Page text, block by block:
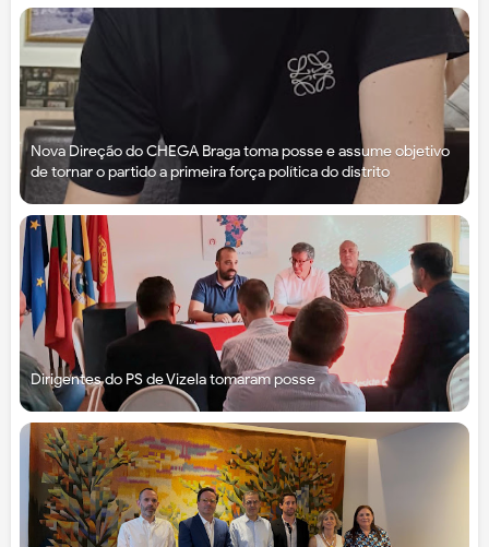
Nova Direção do CHEGA Braga toma posse e assume objetivo
de tornar o partido a primeira força política do distrito
Dirigentes do PS de Vizela tomaram posse